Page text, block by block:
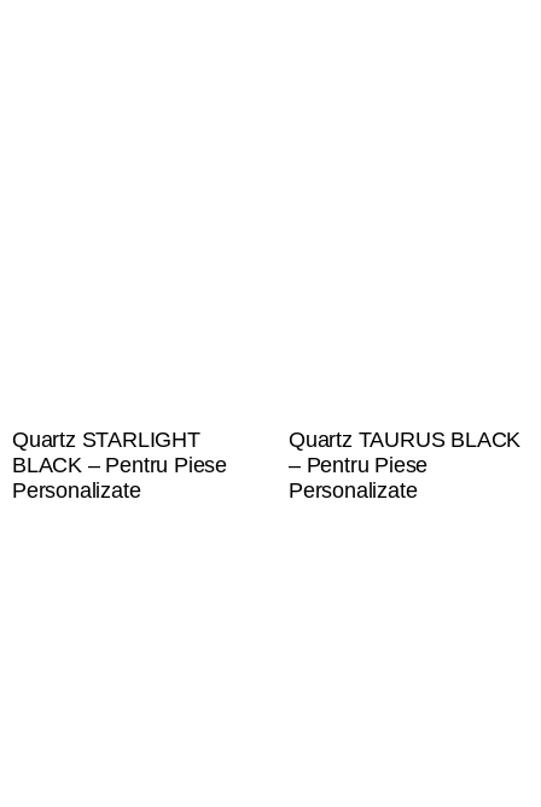
Quartz STARLIGHT
BLACK – Pentru Piese
Personalizate
Quartz TAURUS BLACK
– Pentru Piese
Personalizate